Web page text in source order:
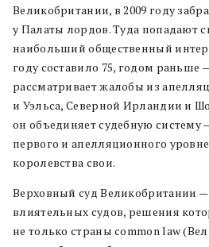
Великобритании, в 2009 году
у Палаты лордов. Туда попадают
наибольший общественный
году составило 75, годом раньше
рассматривает жалобы из
и Уэльса, Северной Ирландии и
он объединяет судебную систему
первого и апелляционного
королевства свои.
Верховный суд Великобритании
влиятельных судов, решения
не только страны common law